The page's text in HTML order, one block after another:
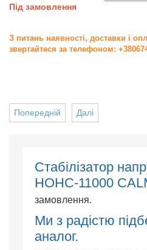
Під замовлення
З питань наявності, доставки і
звертайтеся за телефоном:
Далі
Попередній
Cтабілізатор
НОНС-11000
замовлення.
Ми з радістю
аналог.